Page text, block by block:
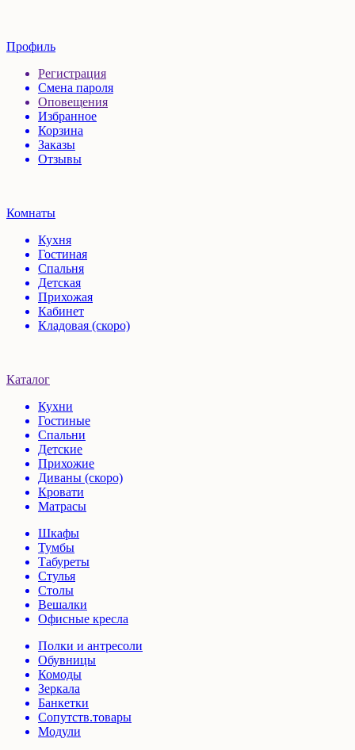
Профиль
Регистрация
Смена пароля
Оповещения
Избранное
Корзина
Заказы
Отзывы
Комнаты
Кухня
Гостиная
Спальня
Детская
Прихожая
Кабинет
Кладовая (скоро)
Каталог
Кухни
Гостиные
Спальни
Детские
Прихожие
Диваны (скоро)
Кровати
Матрасы
Шкафы
Тумбы
Табуреты
Стулья
Столы
Вешалки
Офисные кресла
Полки и антресоли
Обувницы
Комоды
Зеркала
Банкетки
Сопутств.товары
Модули